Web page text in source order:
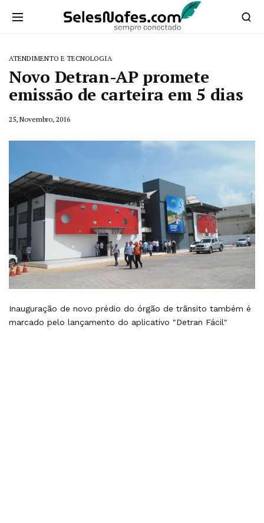
ATENDIMENTO E TECNOLOGIA
Novo Detran-AP promete
emissão de carteira em 5 dias
25, Novembro, 2016
Inauguração de novo prédio do órgão de trânsito também é
marcado pelo lançamento do aplicativo "Detran Fácil"